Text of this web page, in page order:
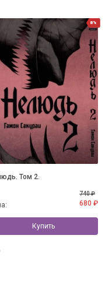
8%
Том 2.
740 ₽
680 ₽
Купить